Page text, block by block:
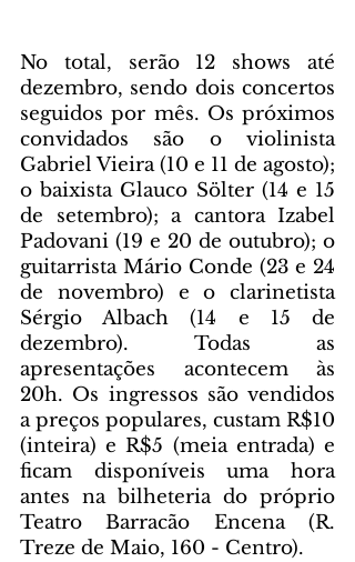
No total, serão 12 shows até
dezembro, sendo dois concertos
seguidos por mês. Os próximos
convidados são o violinista
Gabriel Vieira (10 e 11 de agosto);
o baixista Glauco Sölter (14 e 15
de setembro); a cantora Izabel
Padovani (19 e 20 de outubro); o
guitarrista Mário Conde (23 e 24
de novembro) e o clarinetista
Sérgio Albach (14 e 15 de
dezembro). Todas as
apresentações acontecem às
20h. Os ingressos são vendidos
a preços populares, custam R$10
(inteira) e R$5 (meia entrada) e
ficam disponíveis uma hora
antes na bilheteria do próprio
Teatro Barracão Encena (R.
Treze de Maio, 160 - Centro).